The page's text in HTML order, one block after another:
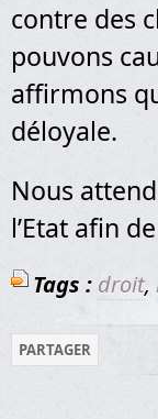
contre des
pouvons
affirmons
déloyale.
Nous
l’Etat afin
Tags : droit,
PARTAGER